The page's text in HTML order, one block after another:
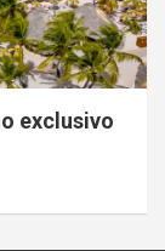
exclusivo